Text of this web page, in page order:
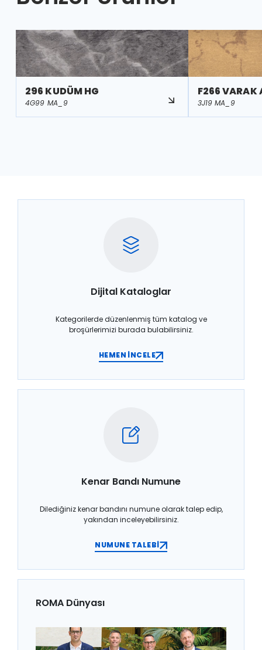
296 KUDÜM HG
4G99 MA_9
F266 VARAK
3J19 MA_9
Dijital Kataloglar
Kategorilerde düzenlenmiş tüm katalog ve
broşürlerimizi burada bulabilirsiniz.
HEMEN İNCELE
Kenar Bandı Numune
Dilediğiniz kenar bandını numune olarak talep edip,
yakından inceleyebilirsiniz.
NUMUNE TALEBİ
ROMA Dünyası